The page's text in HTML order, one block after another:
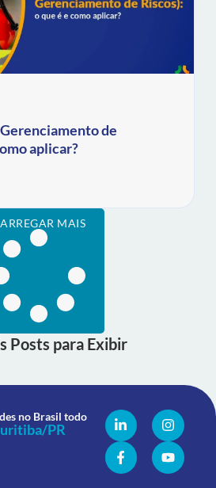
de
aplicar?
MAIS
Posts para Exibir
no Brasil todo